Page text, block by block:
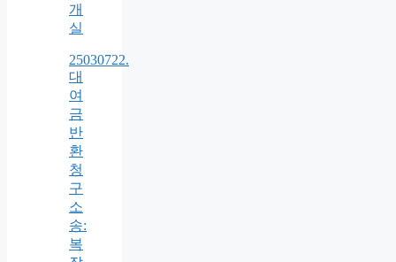
개
실
25030722.
대
여
금
반
환
청
구
소
송:
복